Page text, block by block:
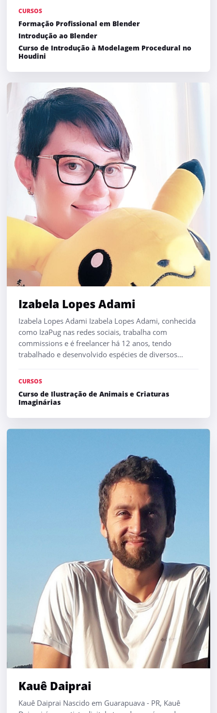
CURSOS
Formação Profissional em Blender
Introdução ao Blender
Curso de Introdução à Modelagem Procedural no
Houdini
Izabela Lopes Adami
Izabela Lopes Adami Izabela Lopes Adami, conhecida
como IzaPug nas redes sociais, trabalha com
commissions e é freelancer há 12 anos, tendo
trabalhado e desenvolvido espécies de diversos...
CURSOS
Curso de Ilustração de Animais e Criaturas
Imaginárias
Kauê Daiprai
Kauê Daiprai Nascido em Guarapuava - PR, Kauê